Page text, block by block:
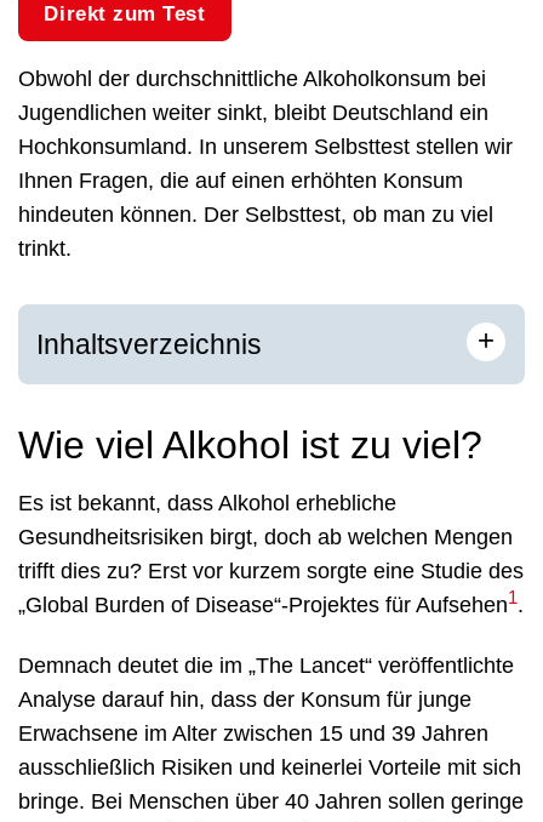
Direkt zum Test
Obwohl der durchschnittliche Alkoholkonsum bei
Jugendlichen weiter sinkt, bleibt Deutschland ein
Hochkonsumland. In unserem Selbsttest stellen wir
Ihnen Fragen, die auf einen erhöhten Konsum
hindeuten können. Der Selbsttest, ob man zu viel
trinkt.
Inhaltsverzeichnis +
Wie viel Alkohol ist zu viel?
Es ist bekannt, dass Alkohol erhebliche
Gesundheitsrisiken birgt, doch ab welchen Mengen
trifft dies zu? Erst vor kurzem sorgte eine Studie des
„Global Burden of Disease“-Projektes für Aufsehen1.
Demnach deutet die im „The Lancet“ veröffentlichte
Analyse darauf hin, dass der Konsum für junge
Erwachsene im Alter zwischen 15 und 39 Jahren
ausschließlich Risiken und keinerlei Vorteile mit sich
bringe. Bei Menschen über 40 Jahren sollen geringe